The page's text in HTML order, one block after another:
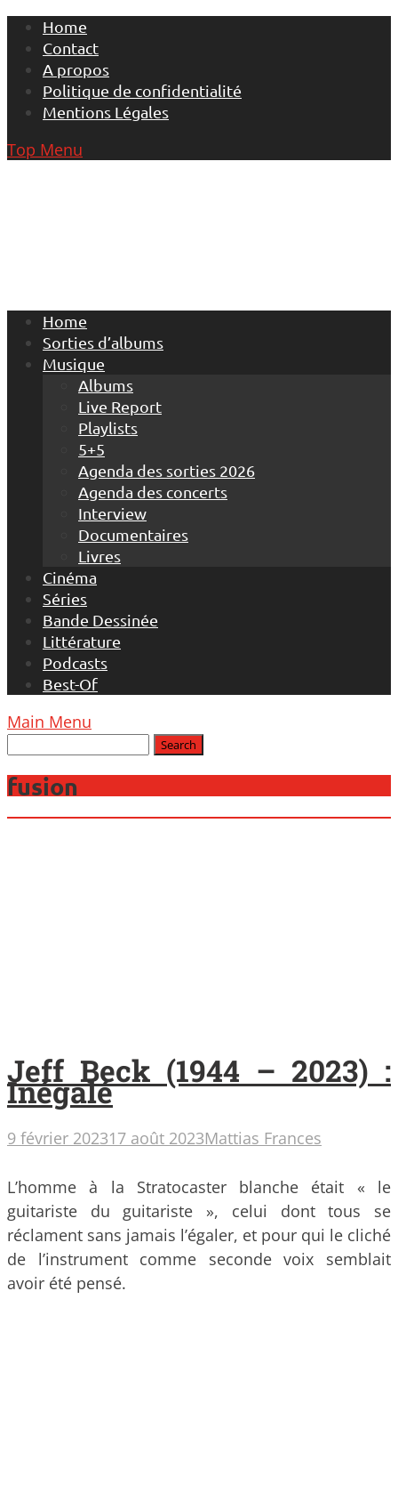
Skip
content
Home
Contact
A propos
Politique de confidentialité
Mentions Légales
Top Menu
Home
Sorties d’albums
Musique
Albums
Live Report
Playlists
5+5
Agenda des sorties 2026
Agenda des concerts
Interview
Documentaires
Livres
Cinéma
Séries
Bande Dessinée
Littérature
Podcasts
Best-Of
Main Menu
fusion
Jeff Beck (1944 – 2023) :
Inégalé
9 février 202317 août 2023Mattias Frances
L’homme à la Stratocaster blanche était « le
guitariste du guitariste », celui dont tous se
réclament sans jamais l’égaler, et pour qui le cliché
de l’instrument comme seconde voix semblait
avoir été pensé.